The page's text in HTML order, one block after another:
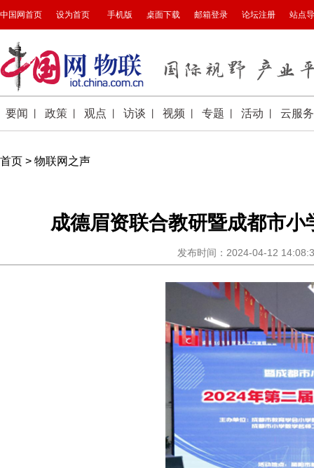
首页 > 物联网之声
成德眉资联合教研暨成都市
发布时间：2024-04-12